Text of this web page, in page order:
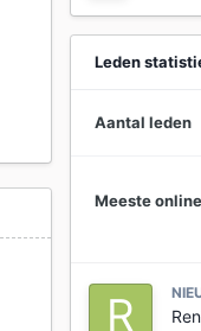
Leden
Aantal leden
Meeste online